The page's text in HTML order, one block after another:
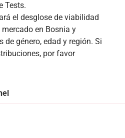
Tests.
el desglose de viabilidad
en Bosnia y
de género, edad y región. Si
por favor